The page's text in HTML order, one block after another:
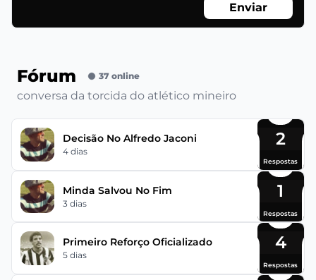
Enviar
Fórum 37 online
conversa da torcida do atlético mineiro
Decisão No Alfredo Jaconi
4 dias
2
Respostas
Minda Salvou No Fim
3 dias
1
Respostas
Primeiro Reforço Oficializado
5 dias
4
Respostas